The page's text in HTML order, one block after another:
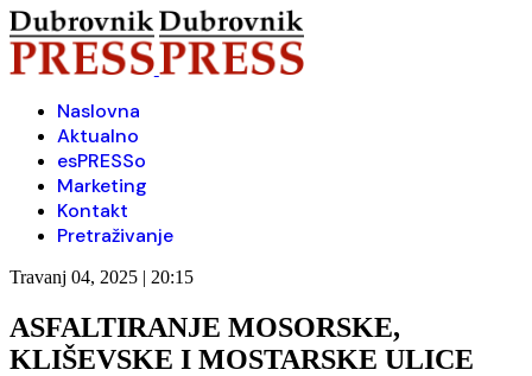
Naslovna
Aktualno
esPRESSo
Marketing
Kontakt
Pretraživanje
Travanj 04, 2025 | 20:15
ASFALTIRANJE MOSORSKE,
KLIŠEVSKE I MOSTARSKE ULICE